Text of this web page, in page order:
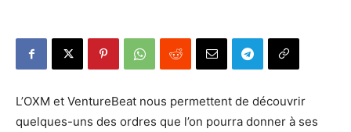
L’OXM et VentureBeat nous permettent de découvrir
quelques-uns des ordres que l’on pourra donner à ses